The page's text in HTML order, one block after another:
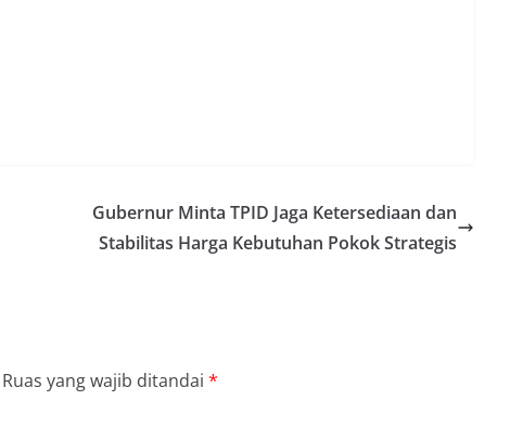
Gubernur Minta TPID Jaga Ketersediaan dan
Stabilitas Harga Kebutuhan Pokok Strategis
Ruas yang wajib ditandai *